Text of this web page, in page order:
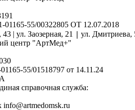
55/00322805 ОТ 12.07.2018
| ул. Заозерная, 21 | ул. Дмитриева,
центр "АртМед+"
55/01518797 от 14.11.24
справочная служба:
info@artmedomsk.ru